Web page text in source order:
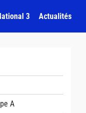
3 Actualités
A